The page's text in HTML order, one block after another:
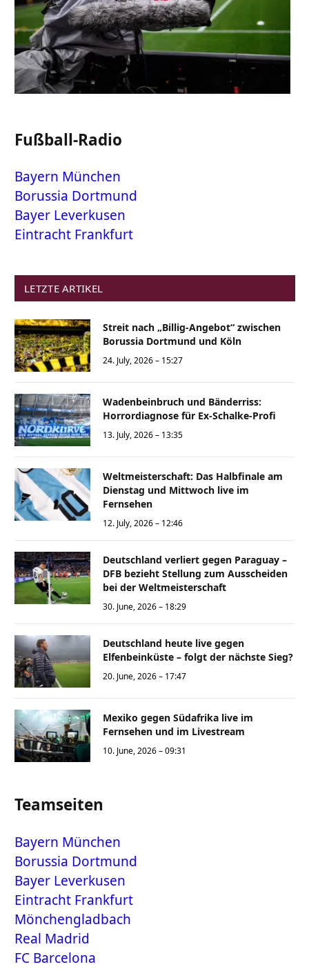
Fußball-Radio
Bayern München
Borussia Dortmund
Bayer Leverkusen
Eintracht Frankfurt
LETZTE ARTIKEL
Streit nach „Billig-Angebot“ zwischen
Borussia Dortmund und Köln
24. July, 2026 – 15:27
Wadenbeinbruch und Bänderriss:
Horrordiagnose für Ex-Schalke-Profi
13. July, 2026 – 13:35
Weltmeisterschaft: Das Halbfinale am
Dienstag und Mittwoch live im
Fernsehen
12. July, 2026 – 12:46
Deutschland verliert gegen Paraguay –
DFB bezieht Stellung zum Ausscheiden
bei der Weltmeisterschaft
30. June, 2026 – 18:29
Deutschland heute live gegen
Elfenbeinküste – folgt der nächste Sieg?
20. June, 2026 – 17:47
Mexiko gegen Südafrika live im
Fernsehen und im Livestream
10. June, 2026 – 09:31
Teamseiten
Bayern München
Borussia Dortmund
Bayer Leverkusen
Eintracht Frankfurt
Mönchengladbach
Real Madrid
FC Barcelona